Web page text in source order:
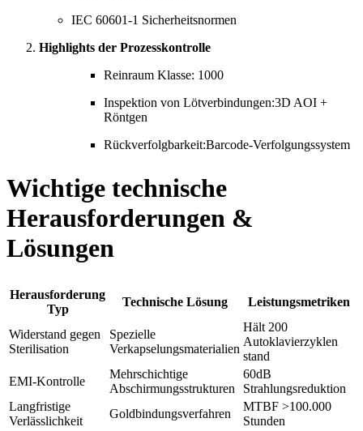
IEC 60601-1 Sicherheitsnormen
Highlights der Prozesskontrolle
Reinraum Klasse: 1000
Inspektion von Lötverbindungen:3D AOI +
Röntgen
Rückverfolgbarkeit:Barcode-Verfolgungssystem
Wichtige technische
Herausforderungen &
Lösungen
Herausforderung
Typ
Technische Lösung Leistungsmetriken
Widerstand gegen
Sterilisation
Spezielle
Verkapselungsmaterialien
Hält 200
Autoklavierzyklen
stand
EMI-Kontrolle
Mehrschichtige
Abschirmungsstrukturen
60dB
Strahlungsreduktion
Langfristige
Verlässlichkeit
Goldbindungsverfahren
MTBF >100.000
Stunden